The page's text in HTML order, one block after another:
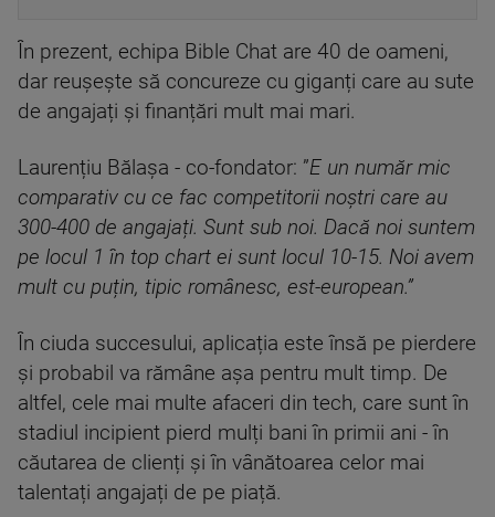
În prezent, echipa Bible Chat are 40 de oameni,
dar reușește să concureze cu giganți care au sute
de angajați și finanțări mult mai mari.
Laurențiu Bălașa - co-fondator: ”E un număr mic
comparativ cu ce fac competitorii noștri care au
300-400 de angajați. Sunt sub noi. Dacă noi suntem
pe locul 1 în top chart ei sunt locul 10-15. Noi avem
mult cu puțin, tipic românesc, est-european.”
În ciuda succesului, aplicația este însă pe pierdere
și probabil va rămâne așa pentru mult timp. De
altfel, cele mai multe afaceri din tech, care sunt în
stadiul incipient pierd mulți bani în primii ani - în
căutarea de clienți și în vânătoarea celor mai
talentați angajați de pe piață.